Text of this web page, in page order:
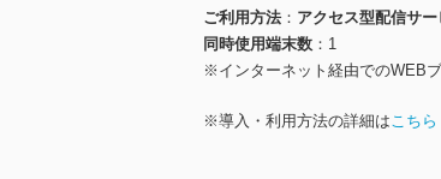
ご利用方法
アクセス型配信サー
同時使用端末数
1
※インターネット経由でのWEB
※導入・利用方法の詳細はこちら